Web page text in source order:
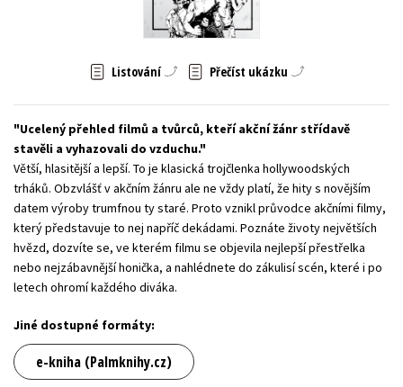
Zahraniční literatura
Všechny tituly
Listování Přečíst ukázku
Ucelený přehled filmů a tvůrců, kteří akční žánr střídavě
stavěli a vyhazovali do vzduchu.
Větší, hlasitější a lepší. To je klasická trojčlenka hollywoodských
trháků. Obzvlášť v akčním žánru ale ne vždy platí, že hity s novějším
datem výroby trumfnou ty staré. Proto vznikl průvodce akčními filmy,
který představuje to nej napříč dekádami. Poznáte životy největších
hvězd, dozvíte se, ve kterém filmu se objevila nejlepší přestřelka
nebo nejzábavnější honička, a nahlédnete do zákulisí scén, které i po
letech ohromí každého diváka.
Jiné dostupné formáty:
e-kniha (Palmknihy.cz)